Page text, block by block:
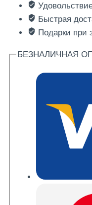
Курица Быстрая
Подарки при
БЕЗНАЛИЧНАЯ